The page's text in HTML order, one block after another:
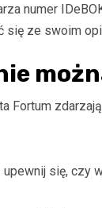
numer
się ze swoim
Fortum
upewnij się, czy